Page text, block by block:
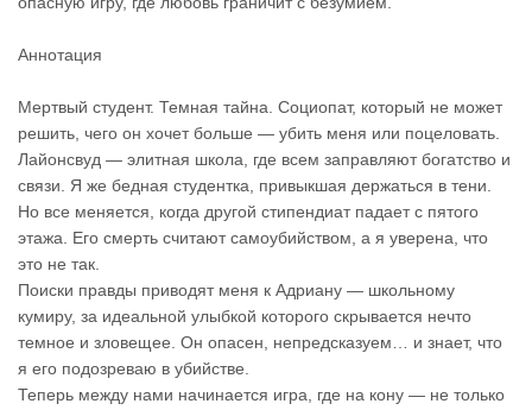
Аннотация
Мертвый студент. Темная тайна. Социопат, который не может
решить, чего он хочет больше — убить меня или поцеловать.
Лайонсвуд — элитная школа, где всем заправляют богатство и
связи. Я же бедная студентка, привыкшая держаться в тени.
Но все меняется, когда другой стипендиат падает с пятого
этажа. Его смерть считают самоубийством, а я уверена, что
это не так.
Поиски правды приводят меня к Адриану — школьному
кумиру, за идеальной улыбкой которого скрывается нечто
темное и зловещее. Он опасен, непредсказуем… и знает, что
я его подозреваю в убийстве.
Теперь между нами начинается игра, где на кону — не только